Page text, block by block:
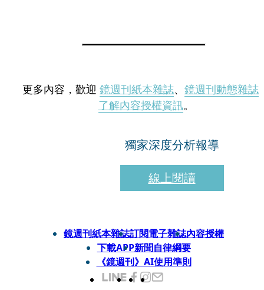
更多內容，歡迎 鏡週刊紙本雜誌、 鏡週刊動態雜誌
了解內容授權資訊。
獨家深度分析報導
線上閱讀
鏡週刊紙本雜誌訂閱電子雜誌內容授權
下載APP新聞自律綱要
《鏡週刊》AI使用準則